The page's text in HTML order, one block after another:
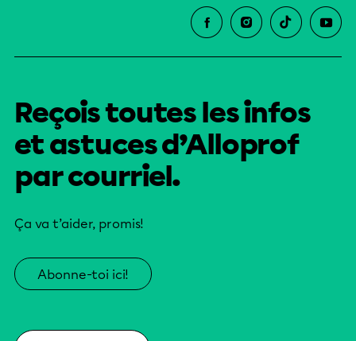
Reçois toutes les infos
et astuces d’Alloprof
par courriel.
Ça va t’aider, promis!
Abonne-toi ici!